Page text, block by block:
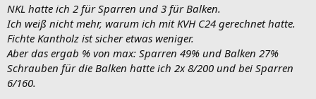
NKL hatte ich 2 für Sparren und 3 für Balken.
Ich weiß nicht mehr, warum ich mit KVH C24 gerechnet hatte.
Fichte Kantholz ist sicher etwas weniger.
Aber das ergab % von max: Sparren 49% und Balken 27%
Schrauben für die Balken hatte ich 2x 8/200 und bei Sparren
6/160.